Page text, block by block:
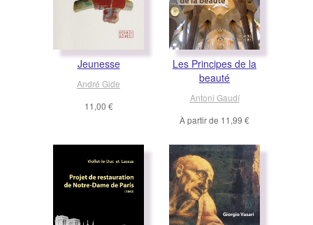
Jeunesse
André Gide
11,00 €
Les Principes de la
beauté
Antoni Gaudí
À partir de 11,99 €